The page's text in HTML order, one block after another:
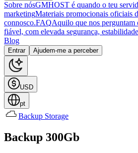
Sobre nósGMHOST é quando o teu
marketingMateriais promocionais oficiais
connosco.FAQAquilo que nos
fiável, com elevada segurança,
Blog
Entrar Ajudem-me a perceber
USD
pt
Backup Storage
Backup 300Gb